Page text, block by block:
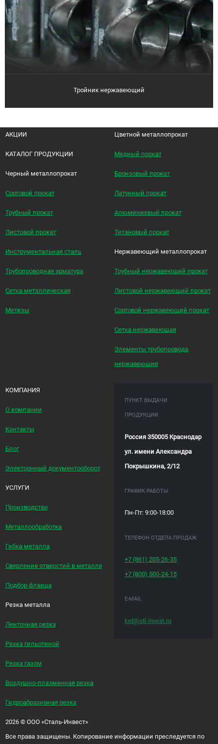
Тройник нержавеющий
АКЦИИ
КАТАЛОГ ПРОДУКЦИИ
Черный металлопрокат
Сортовой прокат
Трубный прокат
Листовой прокат
Инструментальная сталь
Трубопроводная арматура
Сетка металлическая
Метизы
Цветной металлопрокат
Медный прокат
Бронзовый прокат
Латунный прокат
Алюминиевый прокат
Титановый прокат
Нержавеющий металлопрокат
Трубный нержавеющий прокат
Листовой нержавеющий прокат
Сортовой нержавеющий прокат
Сетка нержавеющая
Элементы трубопровода
нержавеющие
КОМПАНИЯ
О компании
Контакты
Блог
Электронный документооборот
УСЛУГИ
Производство
Металлообработка
Гибка металла
Сверление отверстий в металле
Подбор фланца
Резка металла
Ленточная резка
Резка гильотиной
Резка газом
Воздушно-плазменная резка
Гидроабразивная резка
ПУНКТ ВЫДАЧИ
ПРОДУКЦИИ
Россия 350005 Краснодар
ул. имени Александра
Покрышкина, 2/12
ГРАФИК РАБОТЫ
Пн-Пт: 9:00-18:00
ТЕЛЕФОН ОТДЕЛА ПРОДАЖ
+7 (861)205-26-35
+7 (800) 500-24-15
E-MAIL
krd@stl-invest.ru
2026 ©ООО «Сталь-Инвест»
Все права защищены. Копирование информации преследуется по